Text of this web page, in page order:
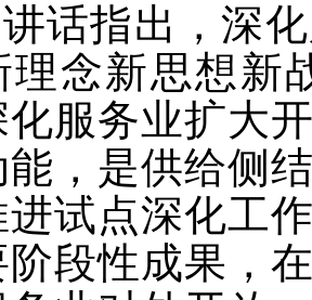
话指出，深
理念新思想新
化服务业扩大
能，是供给侧
进试点深化工
阶段性成果，